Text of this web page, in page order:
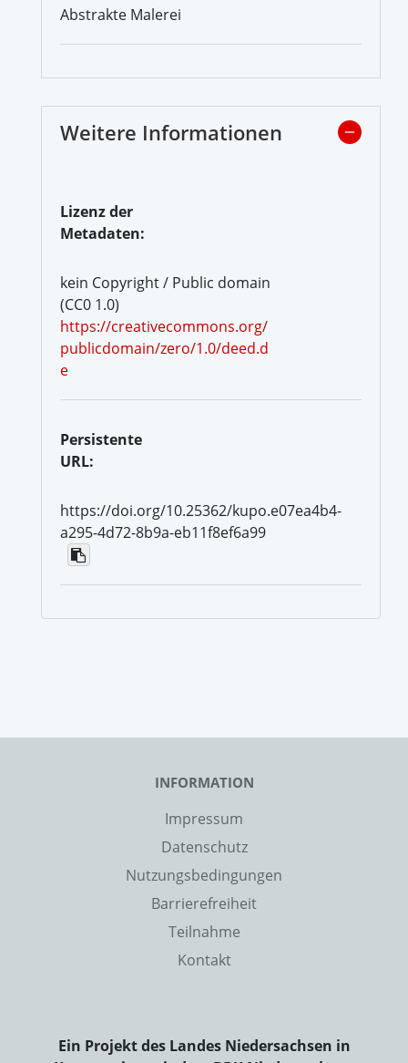
Abstrakte Malerei
Weitere Informationen
Lizenz der
Metadaten:
kein Copyright / Public domain
(CC0 1.0)
https://creativecommons.org/
publicdomain/zero/1.0/deed.d
e
Persistente
URL:
https://doi.org/10.25362/kupo.e07ea4b4-
a295-4d72-8b9a-eb11f8ef6a99
INFORMATION
Impressum
Datenschutz
Nutzungsbedingungen
Barrierefreiheit
Teilnahme
Kontakt
Ein Projekt des Landes Niedersachsen in